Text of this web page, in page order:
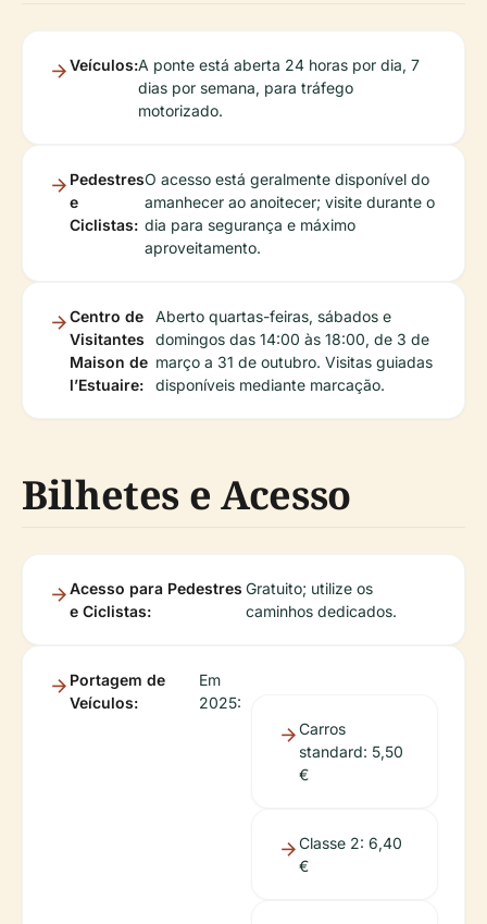
Veículos:A ponte está aberta 24 horas por dia, 7
dias por semana, para tráfego
motorizado.
Pedestres
e
Ciclistas:
O acesso está geralmente disponível do
amanhecer ao anoitecer; visite durante o
dia para segurança e máximo
aproveitamento.
Centro de
Visitantes
Maison de
l’Estuaire:
Aberto quartas-feiras, sábados e
domingos das 14:00 às 18:00, de 3 de
março a 31 de outubro. Visitas guiadas
disponíveis mediante marcação.
Bilhetes e Acesso
Acesso para Pedestres
e Ciclistas:
Gratuito; utilize os
caminhos dedicados.
Portagem de
Veículos:
Em
2025:
Carros
standard: 5,50
€
Classe 2: 6,40
€